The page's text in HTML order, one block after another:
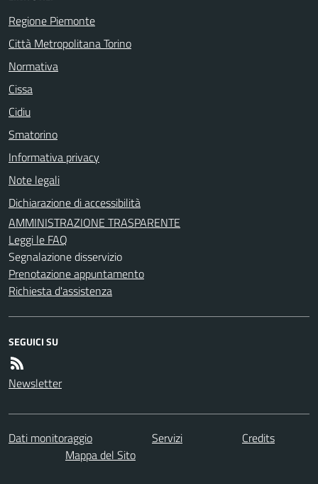
Regione Piemonte
Città Metropolitana Torino
Normativa
Cissa
Cidiu
Smatorino
Informativa privacy
Note legali
Dichiarazione di accessibilità
AMMINISTRAZIONE TRASPARENTE
Leggi le FAQ
Segnalazione disservizio
Prenotazione appuntamento
Richiesta d'assistenza
SEGUICI SU
Newsletter
Dati monitoraggio Servizi
Credits
Mappa del Sito